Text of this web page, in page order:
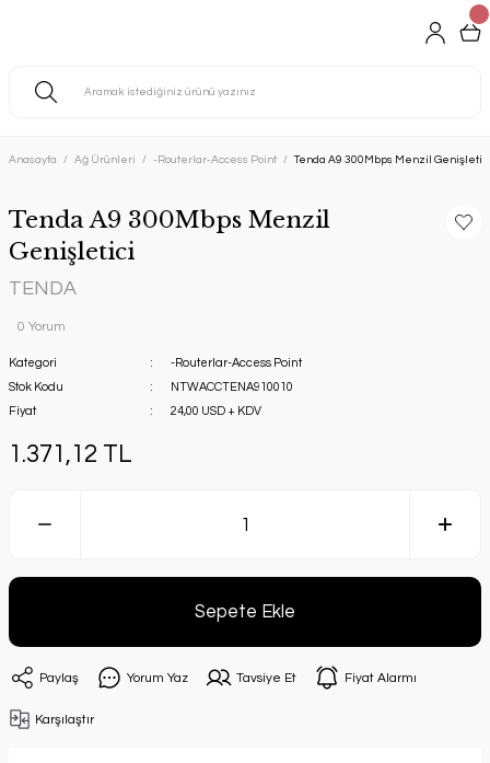
Anasayfa Ağ Ürünleri -Routerlar-Access Point Tenda A9 300Mbps Menzil Genişletici
Tenda A9 300Mbps Menzil
Genişletici
TENDA
0 Yorum
Kategori
-Routerlar-Access Point
Stok Kodu
NTWACCTENA910010
Fiyat
24,00 USD + KDV
1.371,12 TL
Sepete Ekle
Paylaş Yorum Yaz Tavsiye Et Fiyat Alarmı
Karşılaştır